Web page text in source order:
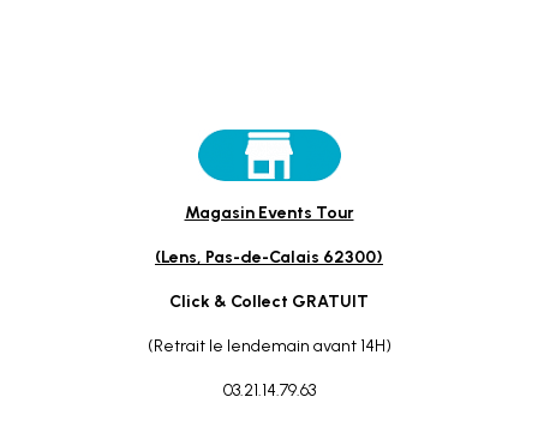
Magasin Events Tour
(Lens, Pas-de-Calais 62300)
Click & Collect GRATUIT
(Retrait le lendemain avant 14H)
03.21.14.79.63